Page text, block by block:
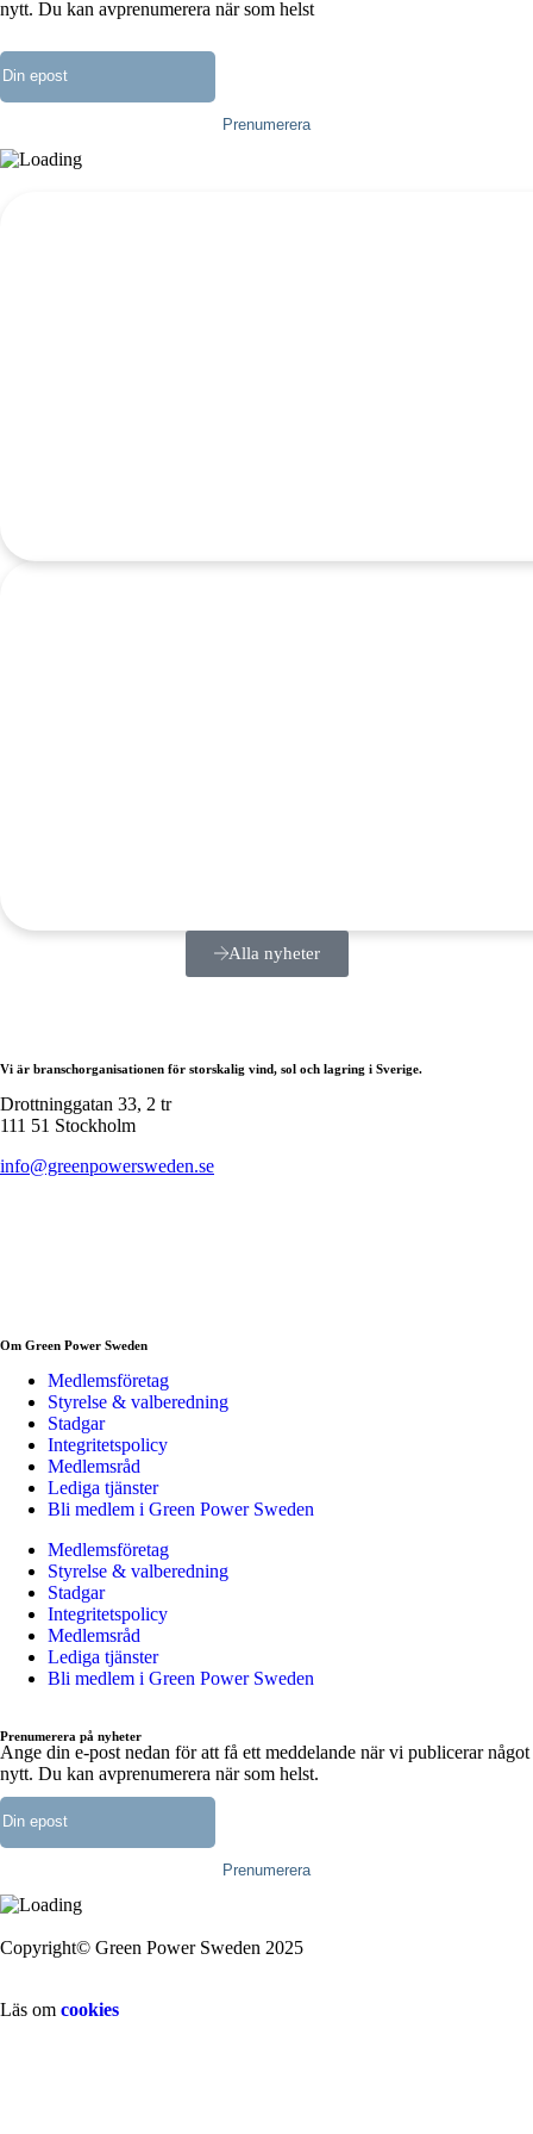
nytt. Du kan avprenumerera när som helst
Alla nyheter
Vi är branschorganisationen för storskalig vind, sol och lagring i Sverige.
Drottninggatan 33, 2 tr
111 51 Stockholm
info@greenpowersweden.se
Om Green Power Sweden
Medlemsföretag
Styrelse & valberedning
Stadgar
Integritetspolicy
Medlemsråd
Lediga tjänster
Bli medlem i Green Power Sweden
Medlemsföretag
Styrelse & valberedning
Stadgar
Integritetspolicy
Medlemsråd
Lediga tjänster
Bli medlem i Green Power Sweden
Prenumerera på nyheter
Ange din e-post nedan för att få ett meddelande när vi publicerar något
nytt. Du kan avprenumerera när som helst.
Copyright© Green Power Sweden 2025
Läs om cookies